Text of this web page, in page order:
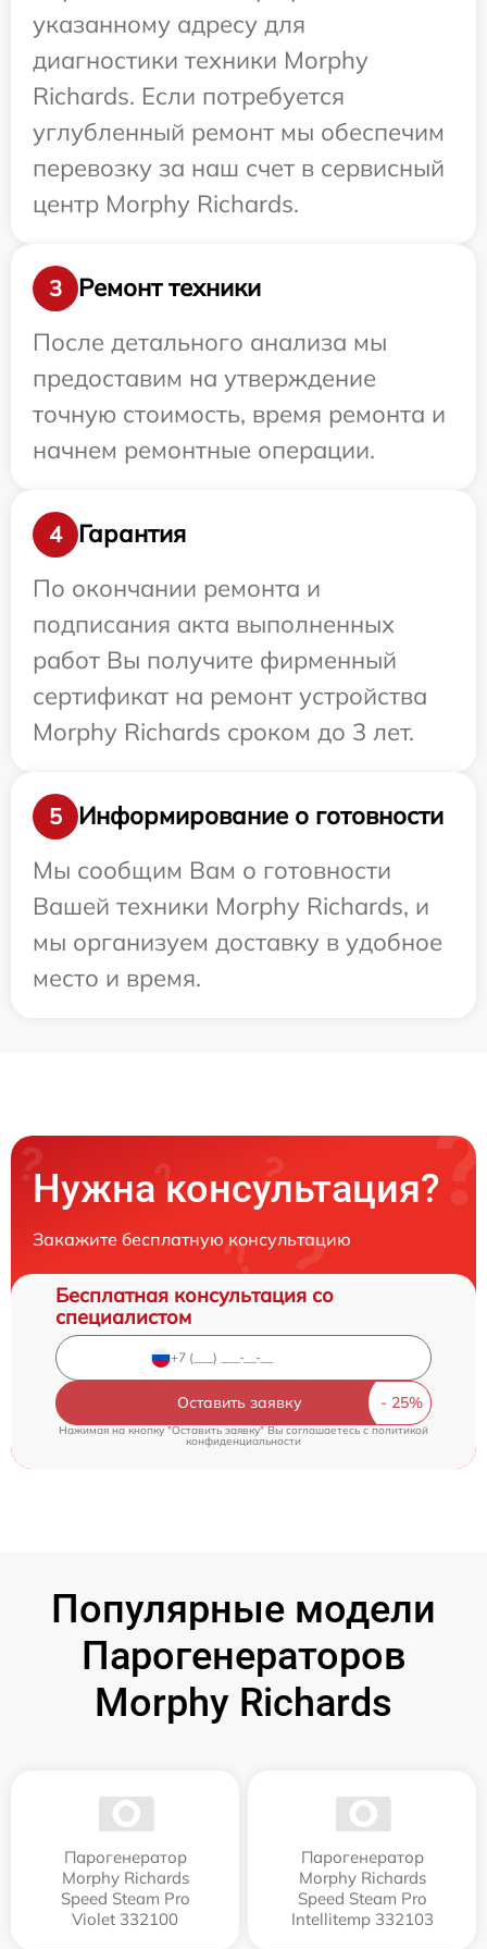
указанному адресу для
диагностики техники Morphy
Richards. Если потребуется
углубленный ремонт мы обеспечим
перевозку за наш счет в сервисный
центр Morphy Richards.
3
Ремонт техники
После детального анализа мы
предоставим на утверждение
точную стоимость, время ремонта и
начнем ремонтные операции.
4
Гарантия
По окончании ремонта и
подписания акта выполненных
работ Вы получите фирменный
сертификат на ремонт устройства
Morphy Richards сроком до 3 лет.
5
Информирование о готовности
Мы сообщим Вам о готовности
Вашей техники Morphy Richards, и
мы организуем доставку в удобное
место и время.
Нужна консультация?
Закажите бесплатную консультацию
Бесплатная консультация со
специалистом
Оставить заявку
Нажимая на кнопку "Оставить заявку" Вы соглашаетесь cполитикой
конфиденциальности
Популярные модели
Парогенераторов
Morphy Richards
Парогенератор
Morphy Richards
Speed Steam Pro
Violet 332100
Парогенератор
Morphy Richards
Speed Steam Pro
Intellitemp 332103